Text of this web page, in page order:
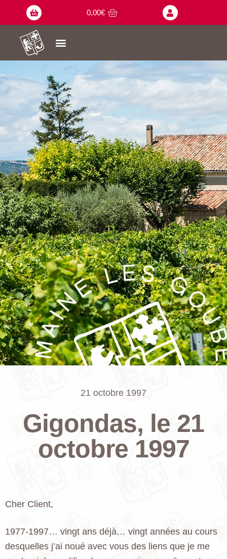
0,00€
21 octobre 1997
Gigondas, le 21
octobre 1997
Cher Client,
1977-1997… vingt ans déjà… vingt années au cours
desquelles j’ai noué avec vous des liens que je me